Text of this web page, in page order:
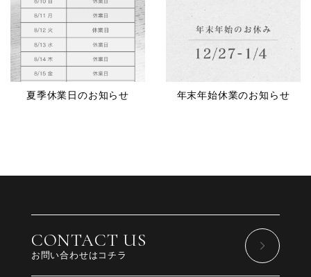
夏季休業日のお知らせ 年末年始休業のお知らせ
CONTACT US
お問い合わせはコチラ